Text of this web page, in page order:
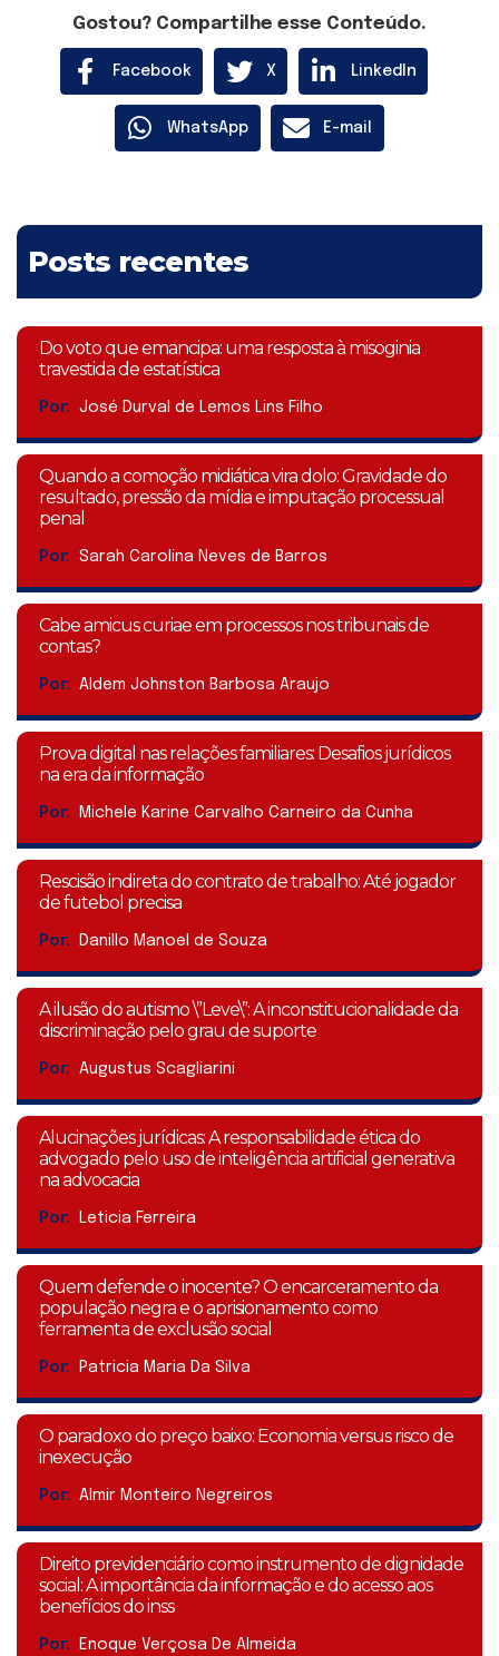
Gostou? Compartilhe esse Conteúdo.
Facebook X LinkedIn
WhatsApp E-mail
Posts recentes
Do voto que emancipa: uma resposta à misoginia
travestida de estatística
Por: José Durval de Lemos Lins Filho
Quando a comoção midiática vira dolo: Gravidade do
resultado, pressão da mídia e imputação processual
penal
Por: Sarah Carolina Neves de Barros
Cabe amicus curiae em processos nos tribunais de
contas?
Por: Aldem Johnston Barbosa Araujo
Prova digital nas relações familiares: Desafios jurídicos
na era da informação
Por: Michele Karine Carvalho Carneiro da Cunha
Rescisão indireta do contrato de trabalho: Até jogador
de futebol precisa
Por: Danillo Manoel de Souza
A ilusão do autismo \”Leve\”: A inconstitucionalidade da
discriminação pelo grau de suporte
Por: Augustus Scagliarini
Alucinações jurídicas: A responsabilidade ética do
advogado pelo uso de inteligência artificial generativa
na advocacia
Por: Leticia Ferreira
Quem defende o inocente? O encarceramento da
população negra e o aprisionamento como
ferramenta de exclusão social
Por: Patricia Maria Da Silva
O paradoxo do preço baixo: Economia versus risco de
inexecução
Por: Almir Monteiro Negreiros
Direito previdenciário como instrumento de dignidade
social: A importância da informação e do acesso aos
benefícios do inss
Por: Enoque Verçosa De Almeida